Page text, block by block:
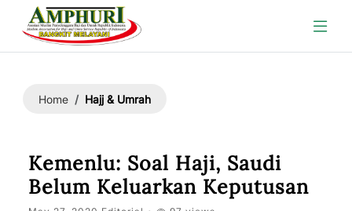
Home Hajj & Umrah
Kemenlu: Soal Haji, Saudi
Belum Keluarkan Keputusan